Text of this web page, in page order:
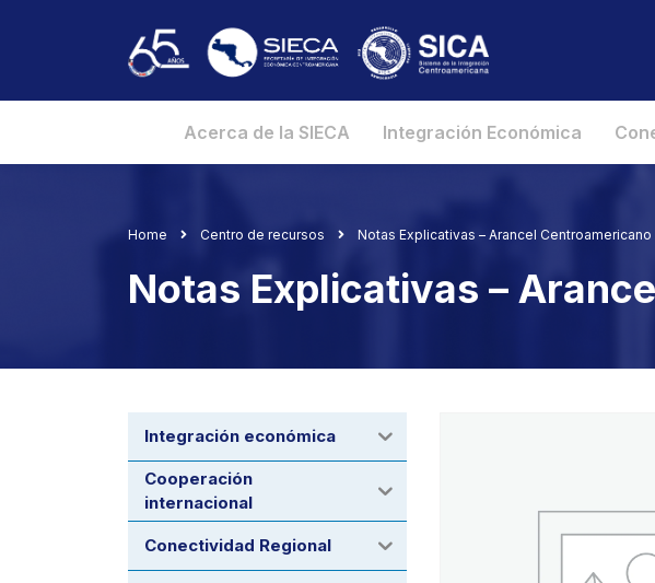
Acerca de la SIECA Integración Económica
Home Centro de recursos Notas Explicativas – Arancel
Notas Explicativas –
Integración económica
Cooperación
internacional
Conectividad Regional